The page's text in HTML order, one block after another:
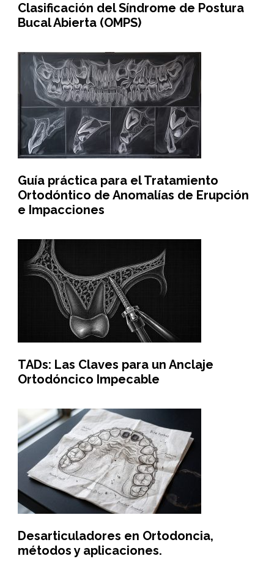
Clasificación del Síndrome de Postura
Bucal Abierta (OMPS)
Guía práctica para el Tratamiento
Ortodóntico de Anomalías de Erupción
e Impacciones
TADs: Las Claves para un Anclaje
Ortodóncico Impecable
Desarticuladores en Ortodoncia,
métodos y aplicaciones.